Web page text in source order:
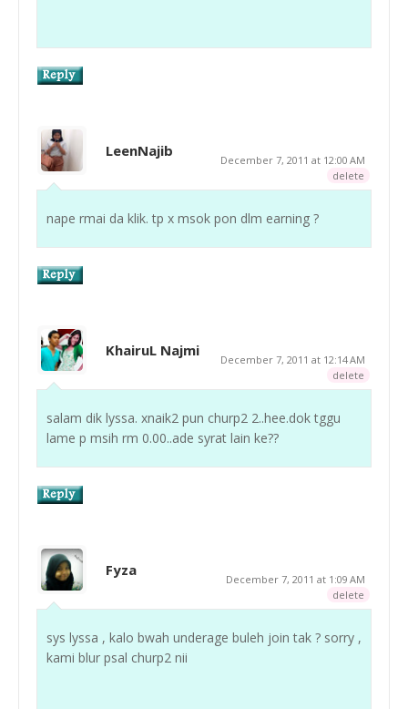
LeenNajib
December 7, 2011 at 12:00 AM
delete
nape rmai da klik. tp x msok pon dlm earning ?
KhairuL Najmi
December 7, 2011 at 12:14 AM
delete
salam dik lyssa. xnaik2 pun churp2 2..hee.dok tggu
lame p msih rm 0.00..ade syrat lain ke??
Fyza
December 7, 2011 at 1:09 AM
delete
sys lyssa , kalo bwah underage buleh join tak ? sorry ,
kami blur psal churp2 nii